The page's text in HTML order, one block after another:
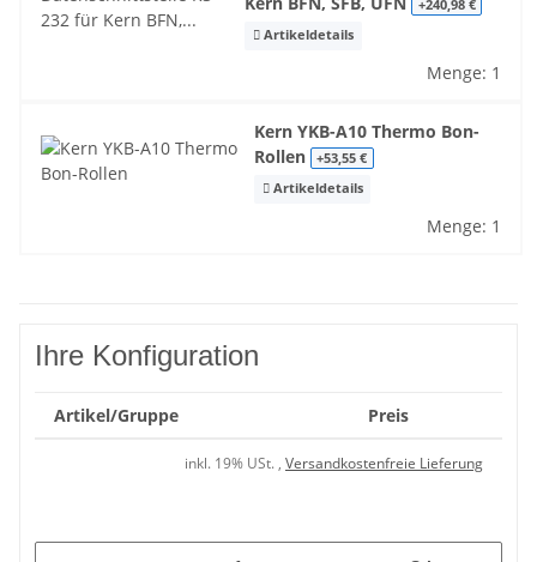
+240,98 €
Artikeldetails
Menge: 1
Kern YKB-A10 Thermo Bon-
Rollen +53,55 €
Artikeldetails
Menge: 1
Ihre Konfiguration
Artikel/Gruppe Preis
inkl. 19% USt. , Versandkostenfreie Lieferung